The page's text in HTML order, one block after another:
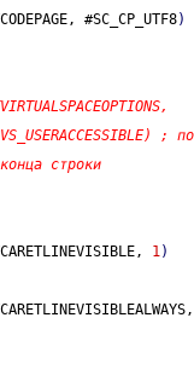
#SC_CP_UTF8)
;
строки
1)